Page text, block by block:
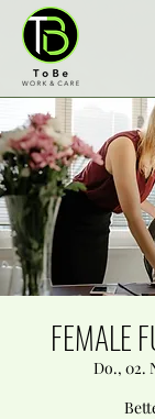
FEMALE
Do., 02.